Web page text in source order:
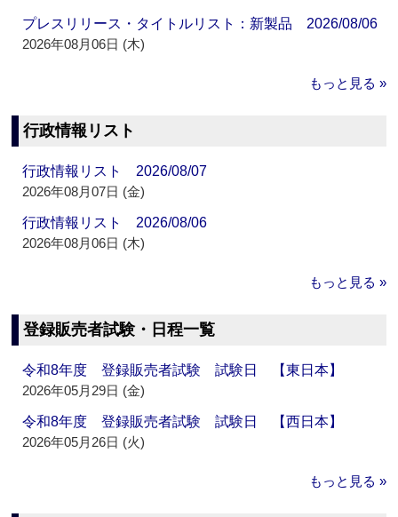
プレスリリース・タイトルリスト：新製品 2026/08/06
2026年08月06日 (木)
もっと見る »
行政情報リスト
行政情報リスト 2026/08/07
2026年08月07日 (金)
行政情報リスト 2026/08/06
2026年08月06日 (木)
もっと見る »
登録販売者試験・日程一覧
令和8年度 登録販売者試験 試験日 【東日本】
2026年05月29日 (金)
令和8年度 登録販売者試験 試験日 【西日本】
2026年05月26日 (火)
もっと見る »